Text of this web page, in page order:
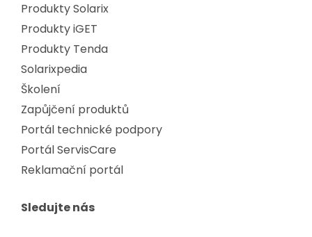
Produkty Solarix
Produkty iGET
Produkty Tenda
Solarixpedia
Školení
Zapůjčení produktů
Portál technické podpory
Portál ServisCare
Reklamační portál
Sledujte nás